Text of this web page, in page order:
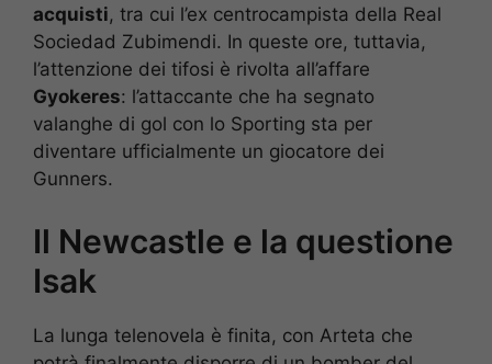
acquisti, tra cui l’ex centrocampista della Real
Sociedad Zubimendi. In queste ore, tuttavia,
l’attenzione dei tifosi è rivolta all’affare
Gyokeres: l’attaccante che ha segnato
valanghe di gol con lo Sporting sta per
diventare ufficialmente un giocatore dei
Gunners.
Il Newcastle e la questione
Isak
La lunga telenovela è finita, con Arteta che